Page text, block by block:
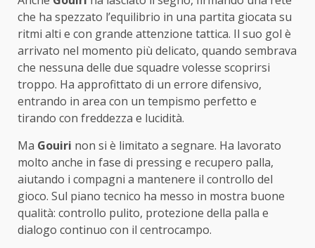
che ha spezzato l’equilibrio in una partita giocata su
ritmi alti e con grande attenzione tattica. Il suo gol è
arrivato nel momento più delicato, quando sembrava
che nessuna delle due squadre volesse scoprirsi
troppo. Ha approfittato di un errore difensivo,
entrando in area con un tempismo perfetto e
tirando con freddezza e lucidità.
Ma Gouiri non si è limitato a segnare. Ha lavorato
molto anche in fase di pressing e recupero palla,
aiutando i compagni a mantenere il controllo del
gioco. Sul piano tecnico ha messo in mostra buone
qualità: controllo pulito, protezione della palla e
dialogo continuo con il centrocampo.